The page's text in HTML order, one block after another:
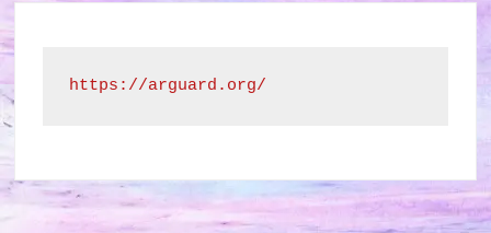
https://arguard.org/